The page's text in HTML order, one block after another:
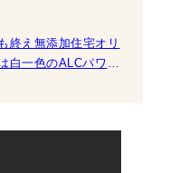
終え無添加住宅オリ